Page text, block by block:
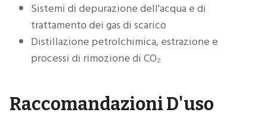
Sistemi di depurazione dell'acqua e di
trattamento dei gas di scarico
Distillazione petrolchimica, estrazione e
processi di rimozione di CO₂
Raccomandazioni D'uso